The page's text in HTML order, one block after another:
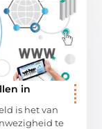
in
is het van
te